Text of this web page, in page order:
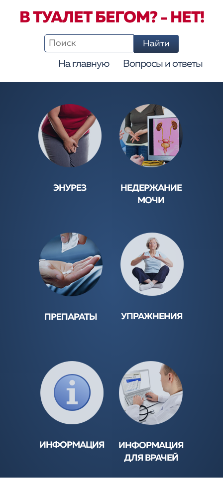
В ТУАЛЕТ БЕГОМ? - НЕТ!
На главную Вопросы и ответы
ЭНУРЕЗ
НЕДЕРЖАНИЕ
МОЧИ
- УЧАЩЁННОЕ
МОЧЕИСПУСКАНИЕ
- У МУЖЧИН
- У ЖЕНЩИН
- У ПОЖИЛЫХ
- СТРЕССОВОЕ
НЕДЕРЖАНИЕ
- ПОСЛЕ РОДОВ
- У ДЕТЕЙ
ПРЕПАРАТЫ
- СПАЗМЕКС
- ТОЛТЕРОДИН
- ДРИПТАН
- ВЕЗИКАР
УПРАЖНЕНИЯ
- УПРАЖНЕНИЕ
КЕГЕЛЯ
- ГИМНАСТИЧЕСКИЕ
УПРАЖНЕНИЯ
ИНФОРМАЦИЯ
ИНФОРМАЦИЯ
ДЛЯ ВРАЧЕЙ